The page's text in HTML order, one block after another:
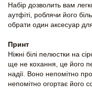
Набір дозволить вам
аутфіті, роблячи його
обрати один аксесуар
Принт
Ніжні білі пелюстки на
ще не кохання, це його
надії. Воно непомітно
непомітно огортає його